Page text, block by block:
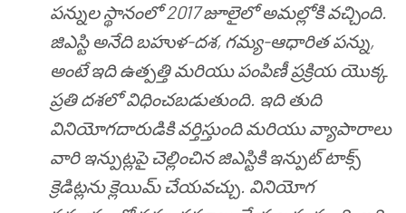
పన్నుల స్థానంలో 2017 జూలైలో అమల్లోకి వచ్చింది.
జిఎస్టి అనేది బహుళ-దశ, గమ్య-ఆధారిత పన్ను,
అంటే ఇది ఉత్పత్తి మరియు పంపిణీ ప్రక్రియ యొక్క
ప్రతి దశలో విధించబడుతుంది. ఇది తుది
వినియోగదారుడికి వర్తిస్తుంది మరియు వ్యాపారాలు
వారి ఇన్పుట్లపై చెల్లించిన జిఎస్టికి ఇన్పుట్ టాక్స్
క్రెడిట్లను క్లెయిమ్ చేయవచ్చు. వినియోగ